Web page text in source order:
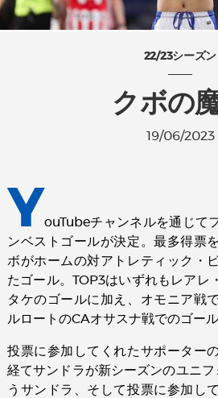
22/23シーズン
クボの
19/06/2023
YouTubeチャンネルを通じて
ンベストゴールが決定。最多得票
ボがホームの対アトレティック・
たゴール。TOP3はいずれもレアレ
タケのゴールに加え、オモニア戦
ルロートのCAオサスナ戦でのゴール
投票に参加してくれたサポーター
経てサンドラが新シーズンのユニ
うサンドラ、そして投票に参加し